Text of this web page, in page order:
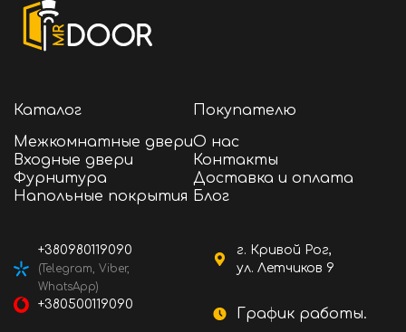
Каталог
Межкомнатные двери
Входные двери
Фурнитура
Напольные покрытия
Покупателю
О нас
Контакты
Доставка и оплата
Блог
г. Кривой Рог,
ул. Летчиков 9
График работы.
+380980119090
(Telegram, Viber,
WhatsApp)
+380500119090